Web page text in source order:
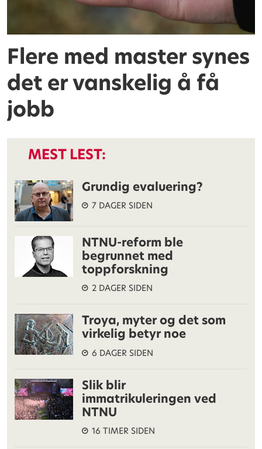
Flere med master synes
det er vanskelig å få
jobb
MEST LEST:
Grundig evaluering?
7 DAGER SIDEN
NTNU-reform ble
begrunnet med
toppforskning
2 DAGER SIDEN
Troya, myter og det som
virkelig betyr noe
6 DAGER SIDEN
Slik blir
immatrikuleringen ved
NTNU
16 TIMER SIDEN